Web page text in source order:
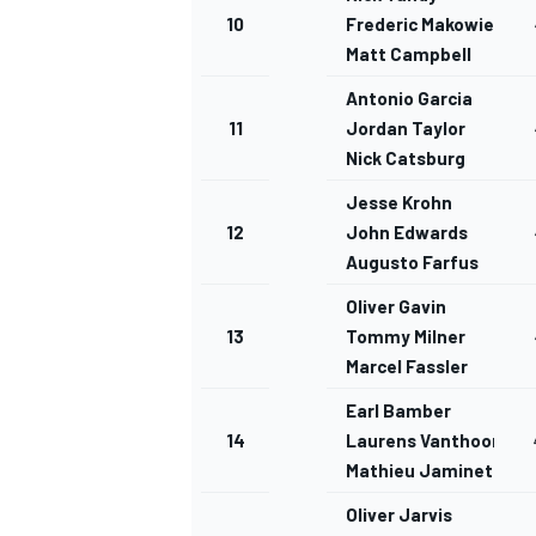
10
Frederic Makowiecki
Matt Campbell
11
Antonio Garcia
Jordan Taylor
Nick Catsburg
12
Jesse Krohn
John Edwards
Augusto Farfus
13
Oliver Gavin
Tommy Milner
Marcel Fassler
14
Earl Bamber
Laurens Vanthoor
Mathieu Jaminet
Oliver Jarvis